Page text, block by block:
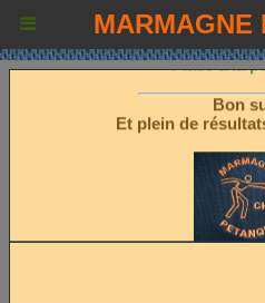
MARMAGNE
Les fêtes étant
Et plein de